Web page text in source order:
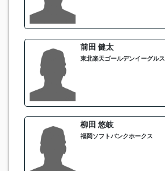
前田 健太
東北楽天ゴールデンイーグルス
柳田 悠岐
福岡ソフトバンクホークス